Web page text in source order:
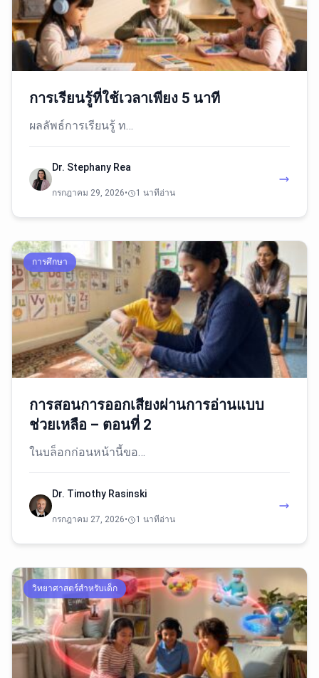
การเรียนรู้ที่ใช้เวลาเพียง 5 นาที
ผลลัพธ์การเรียนรู้ ท…
Dr. Stephany Rea
กรกฎาคม 29, 2026• 1 นาทีอ่าน
การศึกษา
การสอนการออกเสียงผ่านการอ่านแบบ
ช่วยเหลือ – ตอนที่ 2
ในบล็อกก่อนหน้านี้ขอ…
Dr. Timothy Rasinski
กรกฎาคม 27, 2026• 1 นาทีอ่าน
วิทยาศาสตร์สำหรับเด็ก